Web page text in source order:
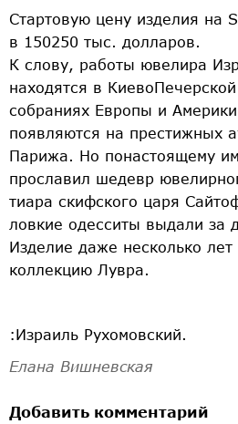
Стартовую цену изделия на
в 150­250 тыс. долларов.
К слову, работы ювелира
находятся в
собраниях Европы и
появляются на престижных
Парижа. Но по­настоящему
прославил шедевр
тиара скифского царя
ловкие одесситы выдали за
Изделие даже несколько
коллекцию Лувра.
:Израиль Рухомовский.
Елана Вишневская
Добавить комментарий